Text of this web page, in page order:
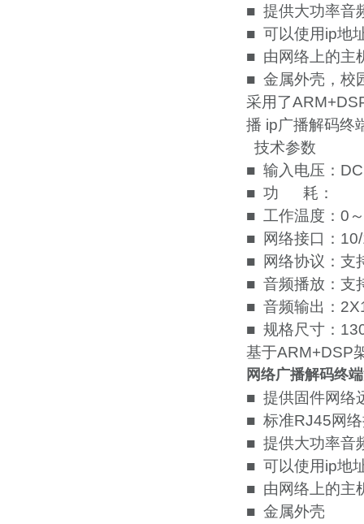
■ 提供大功率音
■ 可以使用ip地
■ 由网络上的主
■ 金属外壳，校
采用了
播 ip广播解码终
技术参数
■ 输入电压：
■ 功 耗：
■ 工作温度：0
■ 网络接口：
■ 网络协议：支
■ 音频播放：支
■ 音频输出：
■ 规格尺寸：
基于ARM+DSP
网络广播解码终
■ 提供固件网络
■ 标准RJ45网
■ 提供大功率音
■ 可以使用ip地
■ 由网络上的主
■ 金属外壳